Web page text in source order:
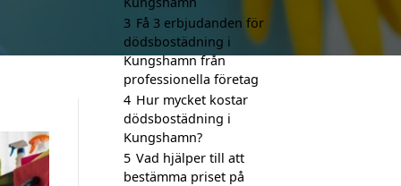
3 Få 3 erbjudanden för
dödsbostädning i
Kungshamn från
professionella företag
4 Hur mycket kostar
dödsbostädning i
Kungshamn?
5 Vad hjälper till att
bestämma priset på